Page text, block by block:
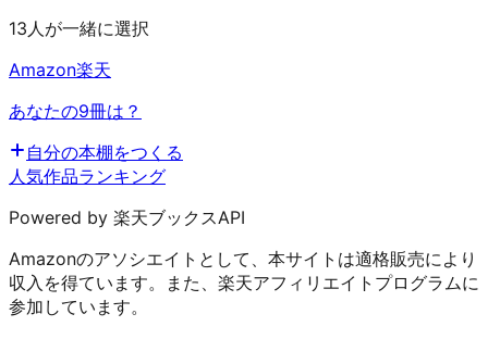
13人が一緒に選択
Amazon楽天
あなたの9冊は？
自分の本棚をつくる
人気作品ランキング
Powered by 楽天ブックスAPI
Amazonのアソシエイトとして、本サイトは適格販売により
収入を得ています。また、楽天アフィリエイトプログラムに
参加しています。